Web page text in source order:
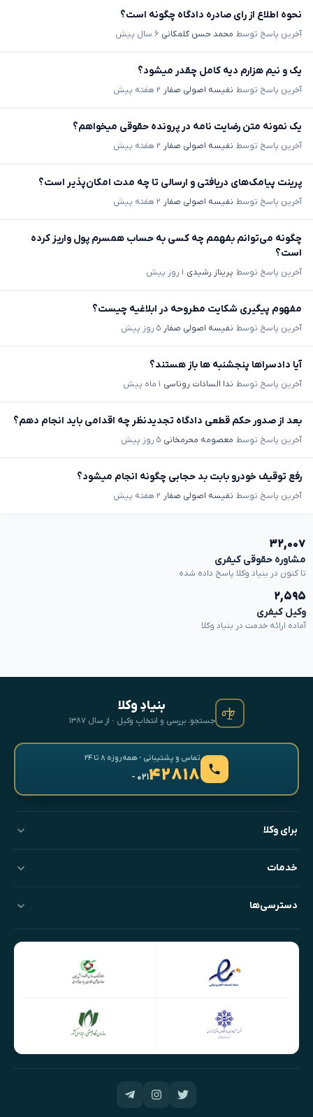
نحوه اطلاع از رای صادره دادگاه چگونه است؟
آخرین پاسخ توسط محمد حسن گلمکانی ۶ سال پیش
یک و نیم هزارم دیه کامل چقدر میشود؟
آخرین پاسخ توسط نفیسه اصولی صفار ۲ هفته پیش
یک نمونه متن رضایت نامه در پرونده حقوقی میخواهم؟
آخرین پاسخ توسط نفیسه اصولی صفار ۲ هفته پیش
پرینت پیامک‌های دریافتی و ارسالی تا چه مدت امکان‌پذیر است؟
آخرین پاسخ توسط نفیسه اصولی صفار ۲ هفته پیش
چگونه می‌توانم بفهمم چه کسی به حساب همسرم پول واریز کرده
است؟
آخرین پاسخ توسط پریناز رشیدی ۱ روز پیش
مفهوم پیگیری شکایت مطروحه در ابلاغیه چیست؟
آخرین پاسخ توسط نفیسه اصولی صفار ۵ روز پیش
آیا دادسراها پنجشنبه ها باز هستند؟
آخرین پاسخ توسط ندا السادات روناسی ۱ ماه پیش
بعد از صدور حکم قطعی دادگاه تجدیدنظر چه اقدامی باید انجام دهم؟
آخرین پاسخ توسط معصومه محرمخانی ۵ روز پیش
رفع توقیف خودرو بابت بد حجابی چگونه انجام میشود؟
آخرین پاسخ توسط نفیسه اصولی صفار ۲ هفته پیش
۳۲,۰۰۷
مشاوره حقوقی کیفری
تا کنون در بنیاد وکلا پاسخ داده شده
۲,۵۹۵
وکیل کیفری
آماده ارائه خدمت در بنیاد وکلا
بنیادِ وکلا
جستجو، بررسی و انتخابِ وکیل · از سال ۱۳۸۷
تماس و پشتیبانی · همه‌روزه ۸ تا ۲۴
۴۲۸۱۸- ۰۲۱
برای وکلا
خدمات
دسترسی‌ها